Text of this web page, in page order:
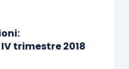
trimestre 2018